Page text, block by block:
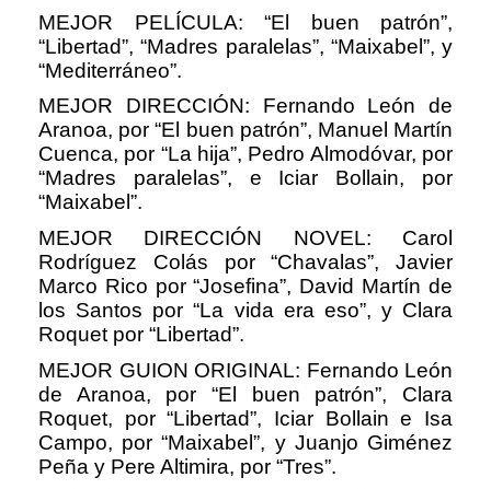
MEJOR PELÍCULA: “El buen patrón”,
“Libertad”, “Madres paralelas”, “Maixabel”, y
“Mediterráneo”.
MEJOR DIRECCIÓN: Fernando León de
Aranoa, por “El buen patrón”, Manuel Martín
Cuenca, por “La hija”, Pedro Almodóvar, por
“Madres paralelas”, e Iciar Bollain, por
“Maixabel”.
MEJOR DIRECCIÓN NOVEL: Carol
Rodríguez Colás por “Chavalas”, Javier
Marco Rico por “Josefina”, David Martín de
los Santos por “La vida era eso”, y Clara
Roquet por “Libertad”.
MEJOR GUION ORIGINAL: Fernando León
de Aranoa, por “El buen patrón”, Clara
Roquet, por “Libertad”, Iciar Bollain e Isa
Campo, por “Maixabel”, y Juanjo Giménez
Peña y Pere Altimira, por “Tres”.